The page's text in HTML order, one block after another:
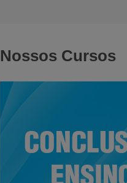
Nossos Cursos